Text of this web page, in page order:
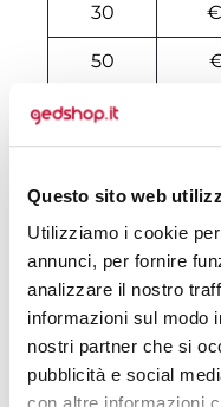
Questo sito web
Utilizziamo i cookie
annunci, per fornire
analizzare il nostro
informazioni sul modo
nostri partner che si
pubblicità e social
30
50
100
500
1000
2000
3000